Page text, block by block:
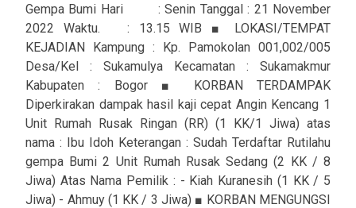
Gempa Bumi Hari : Senin Tanggal : 21 November
2022 Waktu. : 13.15 WIB ■ LOKASI/TEMPAT
KEJADIAN Kampung : Kp. Pamokolan 001,002/005
Desa/Kel : Sukamulya Kecamatan : Sukamakmur
Kabupaten : Bogor ■ KORBAN TERDAMPAK
Diperkirakan dampak hasil kaji cepat Angin Kencang 1
Unit Rumah Rusak Ringan (RR) (1 KK/1 Jiwa) atas
nama : Ibu Idoh Keterangan : Sudah Terdaftar Rutilahu
gempa Bumi 2 Unit Rumah Rusak Sedang (2 KK / 8
Jiwa) Atas Nama Pemilik : - Kiah Kuranesih (1 KK / 5
Jiwa) - Ahmuy (1 KK / 3 Jiwa) ■ KORBAN MENGUNGSI